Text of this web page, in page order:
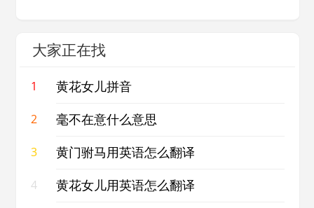
大家正在找
1 黄花女儿拼音
2 毫不在意什么意思
3 黄门驸马用英语怎么翻译
4 黄花女儿用英语怎么翻译